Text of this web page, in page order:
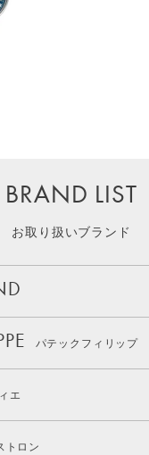
BRAND LIST
お取り扱いブランド
パテックフィリップ
エ
トロン